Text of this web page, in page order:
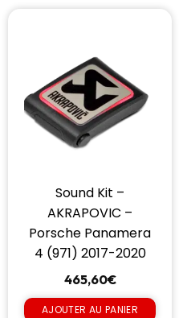
Sound Kit –
AKRAPOVIC –
Porsche Panamera
4 (971) 2017-2020
465,60€
AJOUTER AU PANIER